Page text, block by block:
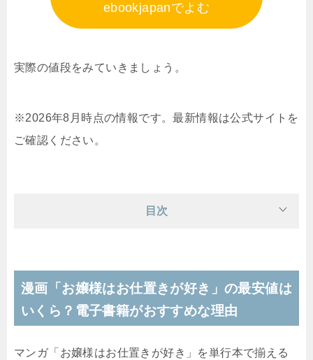
ebookjapanでよむ
実際の値段をみていきましょう。
※2026年8月時点の情報です。最新情報は公式サイトを
ご確認ください。
目次
漫画「お嬢様はお仕置きが好き」の最安値は
いくら？電子書籍がおすすめな理由
マンガ「お嬢様はお仕置きが好き」を単行本で揃える